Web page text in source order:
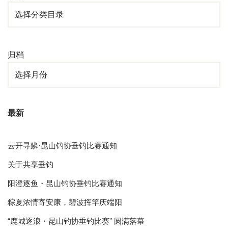
归档
最新
云开寻鳞·昆山钓协垂钓比赛通知
关于共享垂钓
阳澄逐鱼・昆山钓协垂钓比赛通知
粽夏浓情寄安康，碧波挥竿庆端阳
“鹿城逐浪・昆山钓协垂钓比赛” 圆满落幕